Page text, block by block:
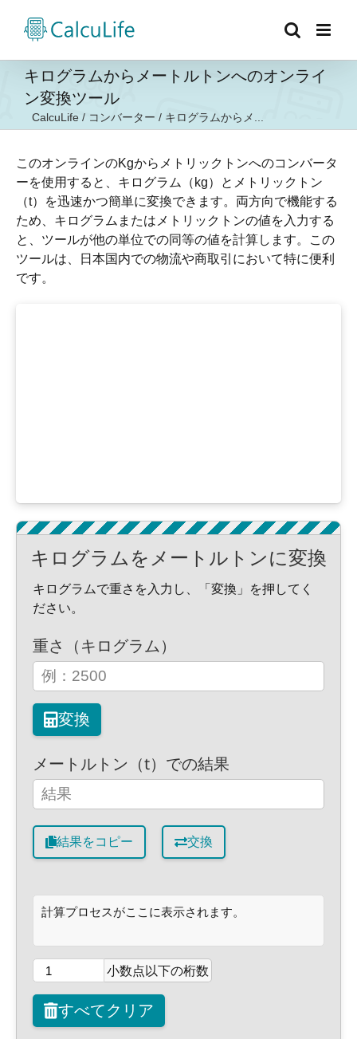
キログラムからメートルトンへのオンライ
ン変換ツール
CalcuLife / コンバーター / キログラムからメ...
このオンラインのKgからメトリックトンへのコンバータ
ーを使用すると、キログラム（kg）とメトリックトン
（t）を迅速かつ簡単に変換できます。両方向で機能する
ため、キログラムまたはメトリックトンの値を入力する
と、ツールが他の単位での同等の値を計算します。この
ツールは、日本国内での物流や商取引において特に便利
です。
キログラムをメートルトンに変換
キログラムで重さを入力し、「変換」を押してく
ださい。
重さ（キログラム）
変換
メートルトン（t）での結果
結果をコピー 交換
計算プロセスがここに表示されます。
小数点以下の桁数
すべてクリア